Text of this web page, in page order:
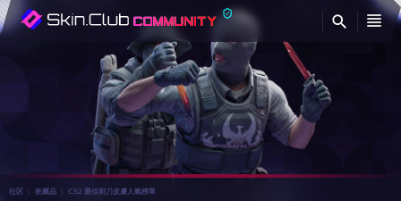
查
社区 收藏品 CS2 最佳刺刀皮膚人氣榜單